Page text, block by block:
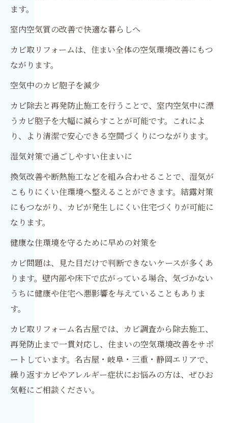
ます。
室内空気質の改善で快適な暮らしへ
カビ取リフォームは、住まい全体の空気環境改善にもつ
ながります。
空気中のカビ胞子を減少
カビ除去と再発防止施工を行うことで、室内空気中に漂
うカビ胞子を大幅に減らすことが可能です。これによ
り、より清潔で安心できる空間づくりにつながります。
湿気対策で過ごしやすい住まいに
換気改善や断熱施工などを組み合わせることで、湿気が
こもりにくい住環境へ整えることができます。結露対策
にもつながり、カビが発生しにくい住宅づくりが可能に
なります。
健康な住環境を守るために早めの対策を
カビ問題は、見た目だけで判断できないケースが多くあ
ります。壁内部や床下で広がっている場合、気づかない
うちに健康や住宅へ悪影響を与えていることもありま
す。
カビ取リフォーム名古屋では、カビ調査から除去施工、
再発防止まで一貫対応し、住まいの空気環境改善をサポ
ートしています。名古屋・岐阜・三重・静岡エリアで、
繰り返すカビやアレルギー症状にお悩みの方は、ぜひお
気軽にご相談ください。